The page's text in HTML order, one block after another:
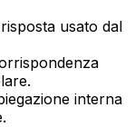
usato dal
.
interna